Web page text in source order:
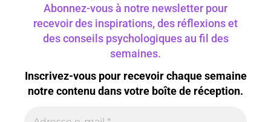
Abonnez-vous à notre newsletter pour
recevoir des inspirations, des réflexions et
des conseils psychologiques au fil des
semaines.
Inscrivez-vous pour recevoir chaque semaine
notre contenu dans votre boîte de réception.